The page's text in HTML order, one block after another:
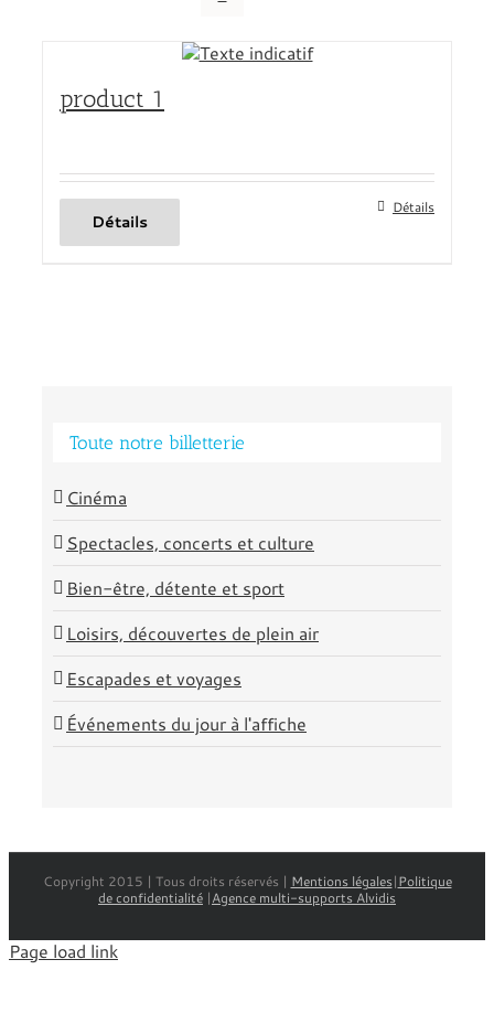
product 1
Détails
Détails
Toute notre billetterie
Cinéma
Spectacles, concerts et culture
Bien-être, détente et sport
Loisirs, découvertes de plein air
Escapades et voyages
Événements du jour à l'affiche
Copyright 2015 | Tous droits réservés | Mentions légales|Politique
de confidentialité |Agence multi-supports Alvidis
Page load link